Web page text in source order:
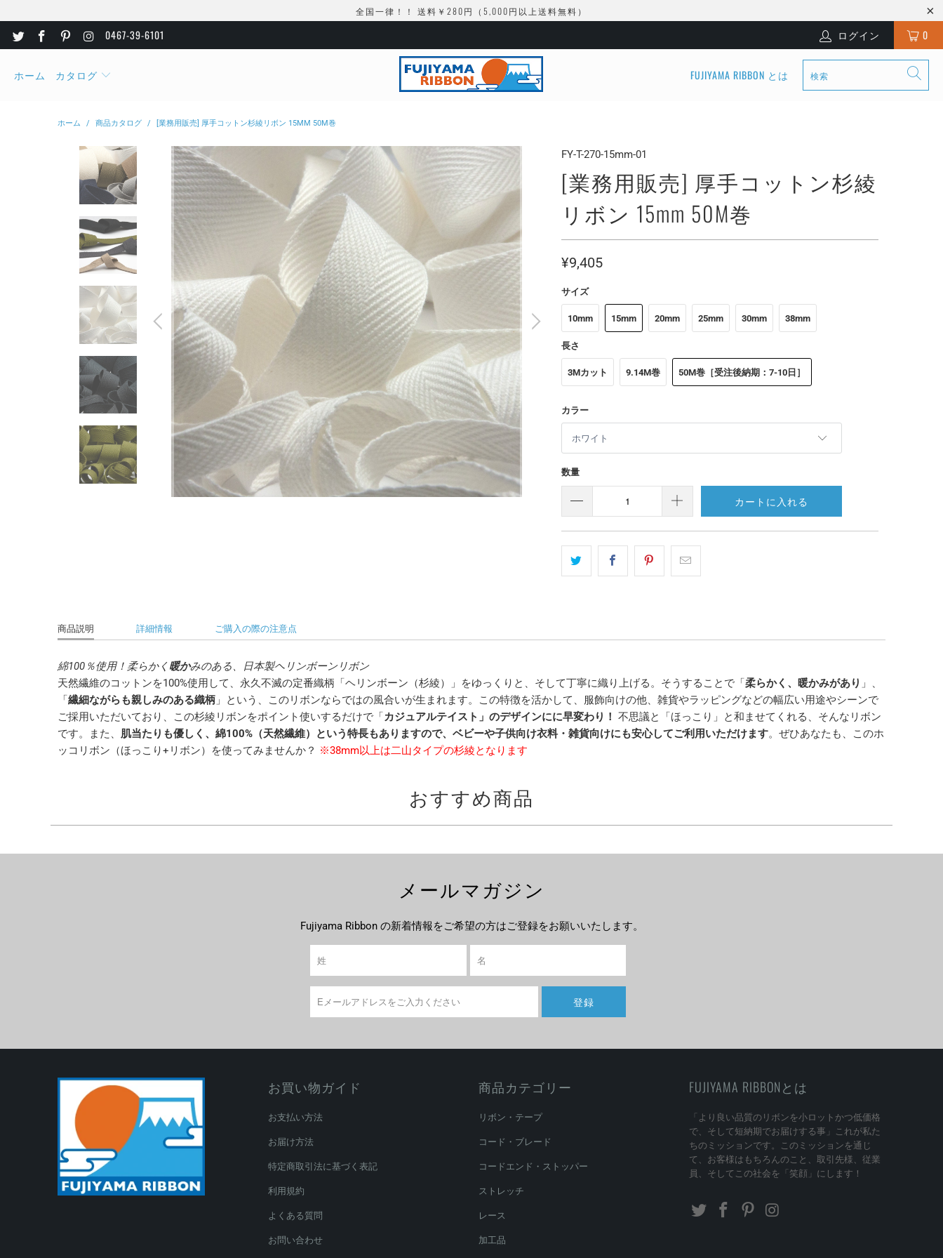
全国一律！！ 送料￥280円（5,000円以上送料無料）
0467-39-6101 ログイン 0
ホーム カタログ FUJIYAMA RIBBON とは
ホーム / 商品カタログ / [業務用販売] 厚手コットン杉綾リボン 15MM 50M巻
FY-T-270-15mm-01
[業務用販売] 厚手コットン杉綾
リボン 15mm 50M巻
¥9,405
サイズ
10mm 15mm 20mm 25mm 30mm 38mm
長さ
3Mカット 9.14M巻 50M巻［受注後納期：7-10日］
カラー
数量
カートに入れる
商品説明 詳細情報 ご購入の際の注意点
綿100％使用！柔らかく 暖かみのある、日本製ヘリンボーンリボン
天然繊維のコットンを100%使用して、永久不滅の定番織柄「ヘリンボーン（杉綾）」をゆっくりと、そして丁寧に織り上げる。そうすることで「柔らかく、暖かみがあり 」、
「繊細ながらも親しみのある織柄 」という、このリボンならではの風合いが生まれます。この特徴を活かして、服飾向けの他、雑貨やラッピングなどの幅広い用途やシーンで
ご採用いただいており、この杉綾リボンをポイント使いするだけで「カジュアルテイスト」のデザインにに早変わり！ 不思議と「ほっこり」と和ませてくれる、そんなリボン
です。また、 肌当たりも優しく、綿100%（天然繊維）という特長もありますので、ベビーや子供向け衣料・雑貨向けにも安心してご利用いただけます。ぜひあなたも、このホ
ッコリボン（ほっこり+リボン）を使ってみませんか？ ※38mm以上は二山タイプの杉綾となります
おすすめ商品
メールマガジン
Fujiyama Ribbon の新着情報をご希望の方はご登録をお願いいたします。
お買い物ガイド
お支払い方法
お届け方法
特定商取引法に基づく表記
利用規約
よくある質問
お問い合わせ
商品カテゴリー
リボン・テープ
コード・ブレード
コードエンド・ストッパー
ストレッチ
レース
加工品
FUJIYAMA RIBBONとは
「より良い品質のリボンを小ロットかつ低価格
で、そして短納期でお届けする事」これが私た
ちのミッションです。このミッションを通じ
て、お客様はもちろんのこと、取引先様、従業
員、そしてこの社会を「笑顔」にします！